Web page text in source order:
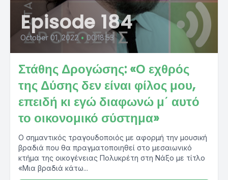
Episode 184
October 01, 2022 • 00:18:53
Στάθης Δρογώσης: «Ο εχθρός
της Δύσης δεν είναι φίλος μου,
επειδή κι εγώ διαφωνώ μ΄ αυτό
το οικονομικό σύστημα»
Ο σημαντικός τραγουδοποιός με αφορμή την μουσική
βραδιά που θα πραγματοποιηθεί στο μεσαιωνικό
κτήμα της οικογένειας Πολυκρέτη στη Νάξο με τίτλο
«Μια βραδιά κάτω...